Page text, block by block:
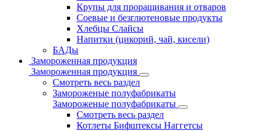
Крупы для проращивания и отваров
Соевые и безглютеновые продукты
Хлебцы Слайсы
Напитки (цикорий, чай, кисели)
БАДы
Замороженная продукция
Замороженная продукция
Смотреть весь раздел
Замороженые полуфабрикаты
Замороженые полуфабрикаты
Смотреть весь раздел
Котлеты Бифштексы Наггетсы